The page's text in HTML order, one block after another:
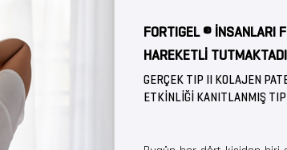
FORTIGEL ® İNSANLARI
HAREKETLİ
GERÇEK TIP II KOLAJEN
ETKİNLİĞİ KANITLANMIŞ